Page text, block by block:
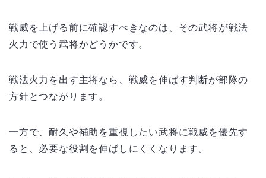
戦威を上げる前に確認すべきなのは、その武将が戦法
火力で使う武将かどうかです。
戦法火力を出す主将なら、戦威を伸ばす判断が部隊の
方針とつながります。
一方で、耐久や補助を重視したい武将に戦威を優先す
ると、必要な役割を伸ばしにくくなります。